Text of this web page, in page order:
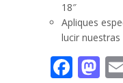
18″
Apliques
lucir nuestras